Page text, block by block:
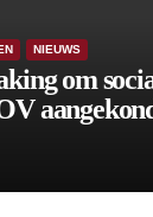
NIEUWS
om